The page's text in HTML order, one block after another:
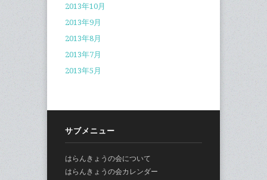
2013年10月
2013年9月
2013年8月
2013年7月
2013年5月
サブメニュー
はらんきょうの会について
はらんきょうの会カレンダー